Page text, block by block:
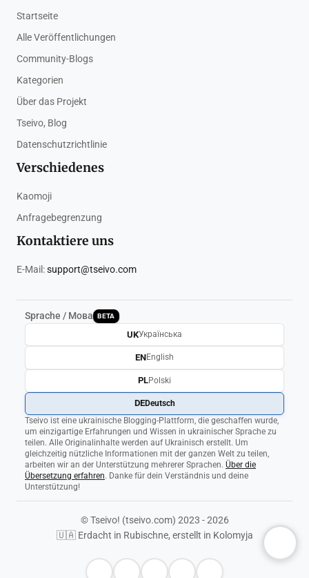
Startseite
Alle Veröffentlichungen
Community-Blogs
Kategorien
Über das Projekt
Tseivo, Blog
Datenschutzrichtlinie
Verschiedenes
Kaomoji
Anfragebegrenzung
Kontaktiere uns
E-Mail:support@tseivo.com
Sprache / Мова BETA
Tseivo ist eine ukrainische Blogging-Plattform, die geschaffen wurde,
um einzigartige Erfahrungen und Wissen in ukrainischer Sprache zu
teilen. Alle Originalinhalte werden auf Ukrainisch erstellt. Um
gleichzeitig nützliche Informationen mit der ganzen Welt zu teilen,
arbeiten wir an der Unterstützung mehrerer Sprachen. Über die
Übersetzung erfahren. Danke für dein Verständnis und deine
Unterstützung!
UKУкраїнська
ENEnglish
PLPolski
DEDeutsch
© Tseivo! (tseivo.com) 2023 - 2026
🇺🇦 Erdacht in Rubischne, erstellt in Kolomyja